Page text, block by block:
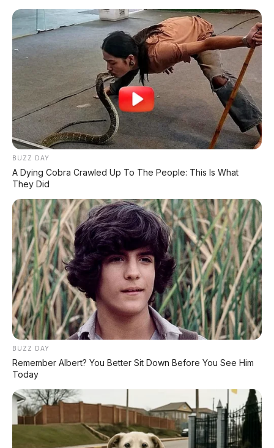
PROMO TERBATAS!
Voucher Belanja Rp 100.000
*Klik untuk klaim di marketplace pilihanmu
AMBIL >
REKOMENDASI UNTUK ANDA
PHEV Boxy Alias Defender Siap
Meluncur
BUZZ DAY
A Dying Cobra Crawled Up To The People: This Is What
They Did
BUZZ DAY
Remember Albert? You Better Sit Down Before You See Him
Today